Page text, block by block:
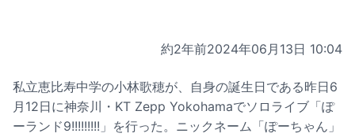
約2年前2024年06月13日 10:04
私立恵比寿中学の小林歌穂が、自身の誕生日である昨日6
月12日に神奈川・KT Zepp Yokohamaでソロライブ「ぽ
ーランド9!!!!!!!!!」を行った。ニックネーム「ぽーちゃん」